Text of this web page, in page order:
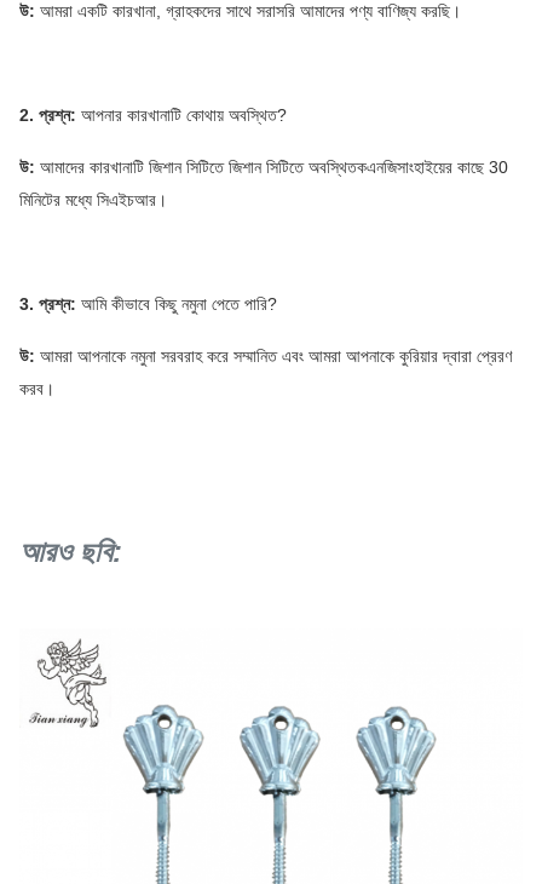
উ: আমরা একটি কারখানা, গ্রাহকদের সাথে সরাসরি আমাদের পণ্য বাণিজ্য করছি।
2. প্রশ্ন: আপনার কারখানাটি কোথায় অবস্থিত?
উ: আমাদের কারখানাটি জিশান সিটিতে জিশান সিটিতে অবস্থিতকএনজিসাংহাইয়ের কাছে 30
মিনিটের মধ্যে সিএইচআর।
3. প্রশ্ন: আমি কীভাবে কিছু নমুনা পেতে পারি?
উ: আমরা আপনাকে নমুনা সরবরাহ করে সম্মানিত এবং আমরা আপনাকে কুরিয়ার দ্বারা প্রেরণ
করব।
আরও ছবি: